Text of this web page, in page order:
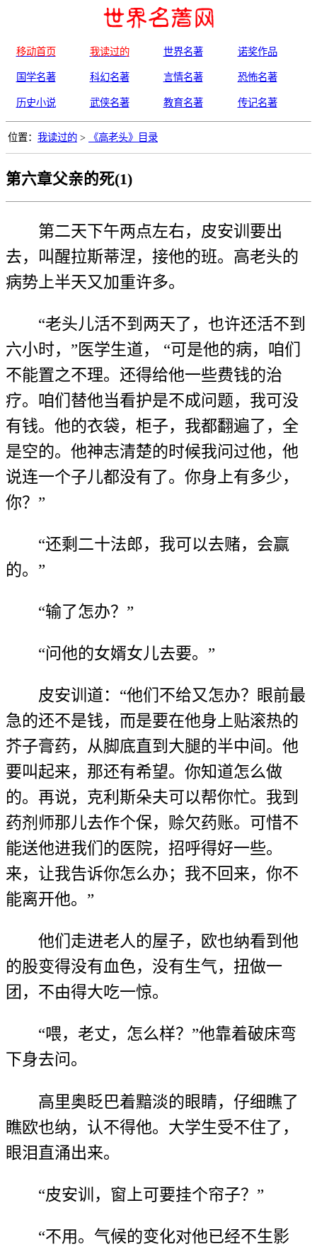
移动首页 我读过的 世界名著 诺奖作品
国学名著 科幻名著 言情名著 恐怖名著
历史小说 武侠名著 教育名著 传记名著
位置： 我读过的 > 《高老头》目录
第六章父亲的死(1)
第二天下午两点左右，皮安训要出
去，叫醒拉斯蒂涅，接他的班。高老头的
病势上半天又加重许多。
“老头儿活不到两天了，也许还活不到
六小时，”医学生道， “可是他的病，咱们
不能置之不理。还得给他一些费钱的治
疗。咱们替他当看护是不成问题，我可没
有钱。他的衣袋，柜子，我都翻遍了，全
是空的。他神志清楚的时候我问过他，他
说连一个子儿都没有了。你身上有多少，
你？”
“还剩二十法郎，我可以去赌，会赢
的。”
“输了怎办？”
“问他的女婿女儿去要。”
皮安训道：“他们不给又怎办？眼前最
急的还不是钱，而是要在他身上贴滚热的
芥子膏药，从脚底直到大腿的半中间。他
要叫起来，那还有希望。你知道怎么做
的。再说，克利斯朵夫可以帮你忙。我到
药剂师那儿去作个保，赊欠药账。可惜不
能送他进我们的医院，招呼得好一些。
来，让我告诉你怎么办；我不回来，你不
能离开他。”
他们走进老人的屋子，欧也纳看到他
的股变得没有血色，没有生气，扭做一
团，不由得大吃一惊。
“喂，老丈，怎么样？”他靠着破床弯
下身去问。
高里奥眨巴着黯淡的眼睛，仔细瞧了
瞧欧也纳，认不得他。大学生受不住了，
眼泪直涌出来。
“皮安训，窗上可要挂个帘子？”
“不用。气候的变化对他已经不生影